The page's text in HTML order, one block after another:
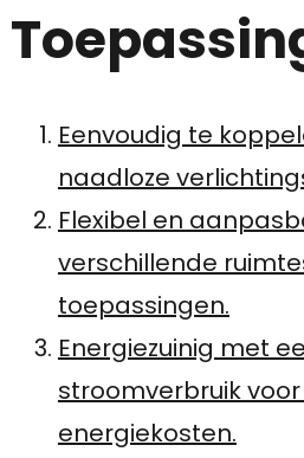
Eenvoudig te
naadloze
Flexibel en
verschillende
toepassingen.
Energiezuinig met
stroomverbruik
energiekosten.